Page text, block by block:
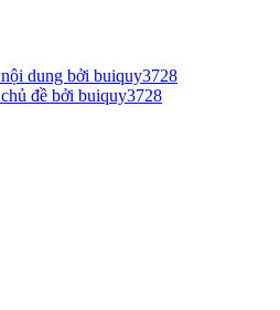
dung bởi buiquy3728
đề bởi buiquy3728